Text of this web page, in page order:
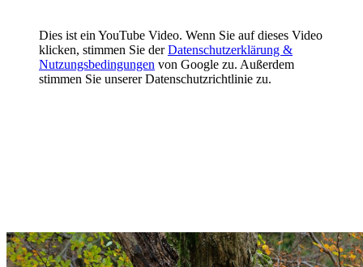
Dies ist ein YouTube Video. Wenn Sie auf dieses Video
klicken, stimmen Sie derDatenschutzerklärung &
Nutzungsbedingungen von Google zu. Außerdem
stimmen Sie unserer Datenschutzrichtlinie zu.